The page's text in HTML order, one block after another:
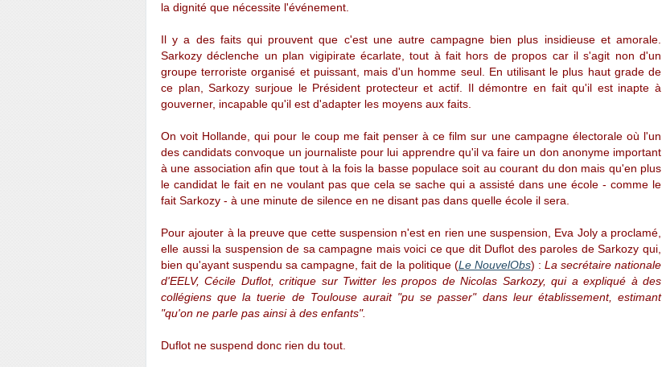
la dignité que nécessite l'événement.
Il y a des faits qui prouvent que c'est une autre campagne bien plus insidieuse et amorale.
Sarkozy déclenche un plan vigipirate écarlate, tout à fait hors de propos car il s'agit non d'un
groupe terroriste organisé et puissant, mais d'un homme seul. En utilisant le plus haut grade de
ce plan, Sarkozy surjoue le Président protecteur et actif. Il démontre en fait qu'il est inapte à
gouverner, incapable qu'il est d'adapter les moyens aux faits.
On voit Hollande, qui pour le coup me fait penser à ce film sur une campagne électorale où l'un
des candidats convoque un journaliste pour lui apprendre qu'il va faire un don anonyme important
à une association afin que tout à la fois la basse populace soit au courant du don mais qu'en plus
le candidat le fait en ne voulant pas que cela se sache qui a assisté dans une école - comme le
fait Sarkozy - à une minute de silence en ne disant pas dans quelle école il sera.
Pour ajouter à la preuve que cette suspension n'est en rien une suspension, Eva Joly a proclamé,
elle aussi la suspension de sa campagne mais voici ce que dit Duflot des paroles de Sarkozy qui,
bien qu'ayant suspendu sa campagne, fait de la politique (Le NouvelObs) : La secrétaire nationale
d'EELV, Cécile Duflot, critique sur Twitter les propos de Nicolas Sarkozy, qui a expliqué à des
collégiens que la tuerie de Toulouse aurait "pu se passer" dans leur établissement, estimant
"qu'on ne parle pas ainsi à des enfants".
Duflot ne suspend donc rien du tout.